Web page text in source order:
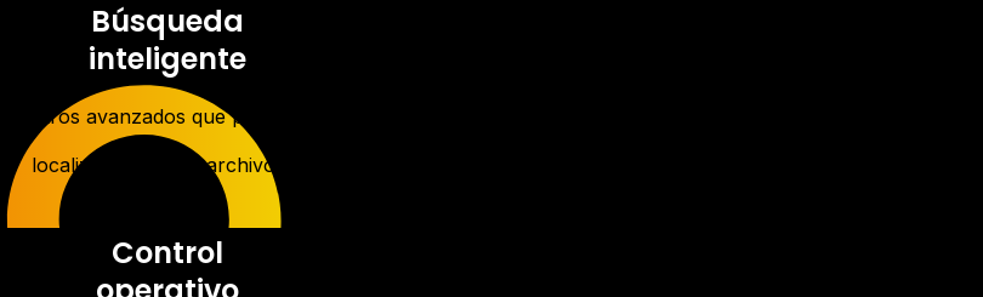
Búsqueda
inteligente
Filtros avanzados que permiten
localizar cualquier archivo en
Control